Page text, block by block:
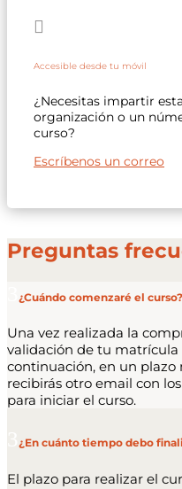

Accesible desde tu móvil
¿Necesitas impartir
organización o un
curso?
Escríbenos un correo
Preguntas
¿Cuándo comenzaré el curso?
Una vez realizada la
validación de tu matrícula
continuación, en un plazo
recibirás otro email con
para iniciar el curso.
¿En cuánto tiempo debo
El plazo para realizar el